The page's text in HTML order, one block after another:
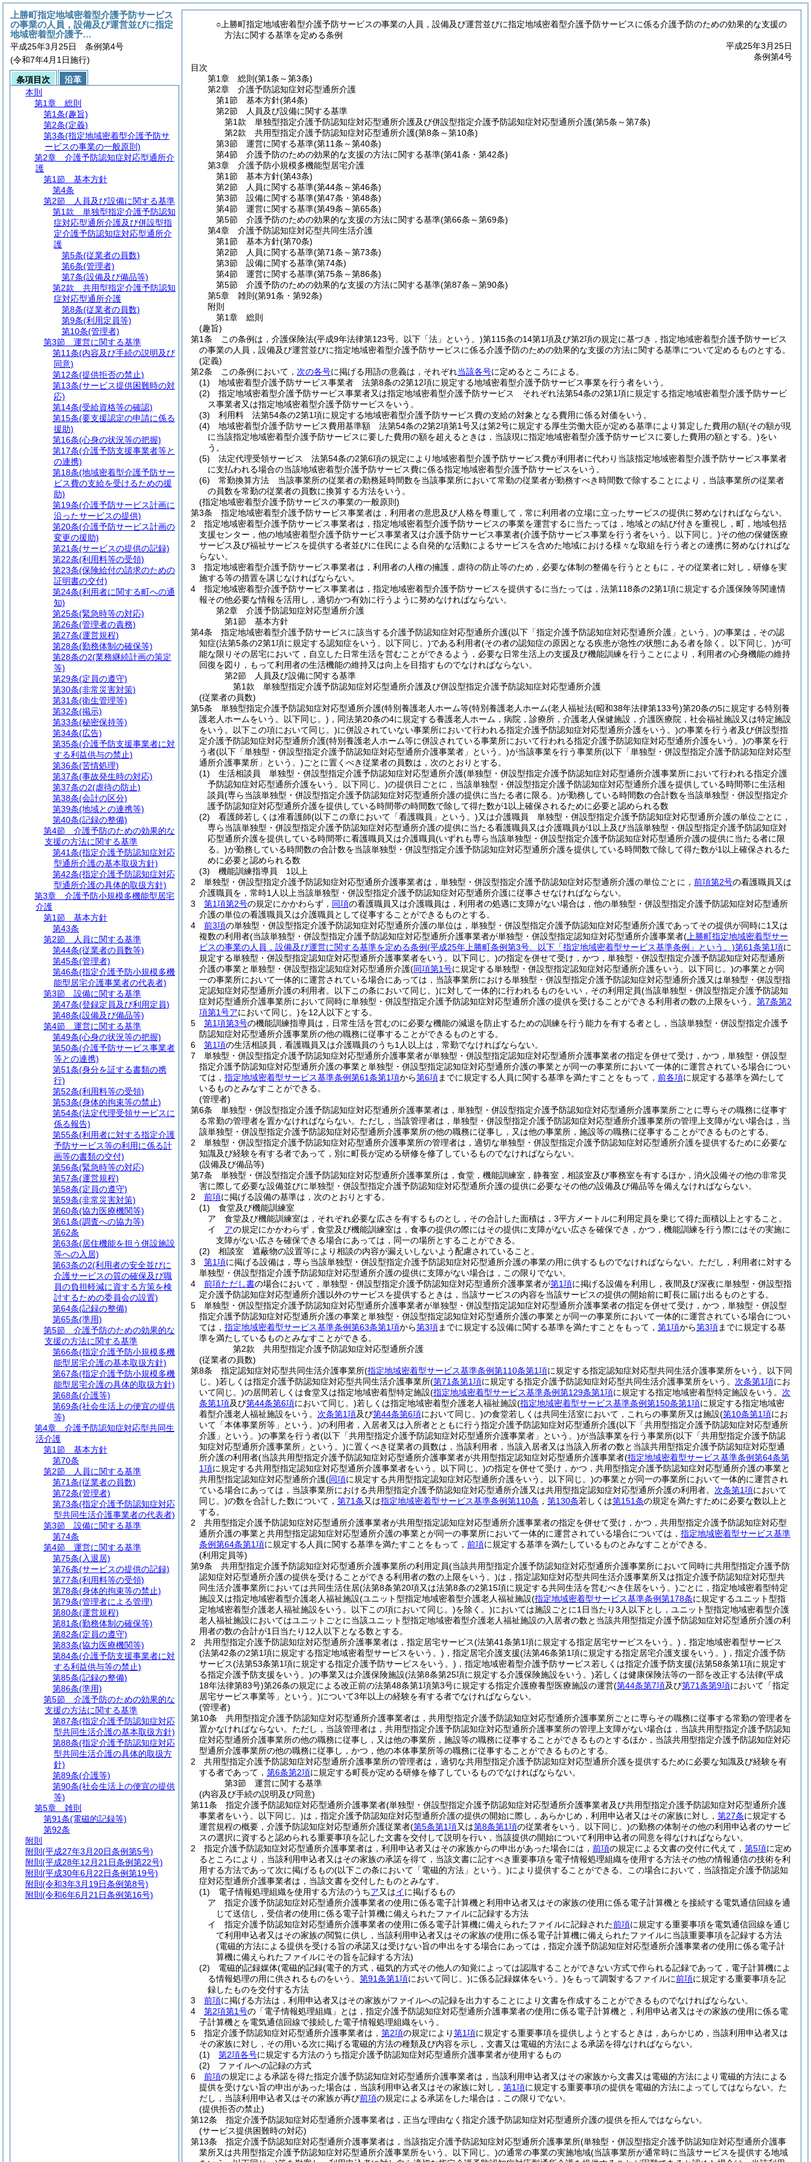
○上勝町指定地域密着型介護予防サービスの事業の人員，設備及び運営並びに指定地域密着型介護予防サービスに係る介護予防のための効果的な支援の
方法に関する基準を定める条例
平成25年3月25日
条例第4号
目次
第1章
総則 (第1条～第3条)
第2章
介護予防認知症対応型通所介護
第1節
基本方針(第4条)
第2節
人員及び設備に関する基準
第1款
単独型指定介護予防認知症対応型通所介護及び併設型指定介護予防認知症対応型通所介護(第5条～第7条)
第2款
共用型指定介護予防認知症対応型通所介護(第8条～第10条)
第3節
運営に関する基準(第11条～第40条)
第4節
介護予防のための効果的な支援の方法に関する基準(第41条・第42条)
第3章
介護予防小規模多機能型居宅介護
第1節
基本方針(第43条)
第2節
人員に関する基準(第44条～第46条)
第3節
設備に関する基準(第47条・第48条)
第4節
運営に関する基準(第49条～第65条)
第5節
介護予防のための効果的な支援の方法に関する基準(第66条～第69条)
第4章
介護予防認知症対応型共同生活介護
第1節
基本方針(第70条)
第2節
人員に関する基準(第71条～第73条)
第3節
設備に関する基準(第74条)
第4節
運営に関する基準(第75条～第86条)
第5節
介護予防のための効果的な支援の方法に関する基準(第87条～第90条)
第5章
雑則 (第91条・第92条)
附則
第1章
総則
(趣旨)
第1条
この条例は，介護保険法(平成9年法律第123号。以下「法」という。)第115条の14第1項及び第2項の規定に基づき，指定地域密着型介護予防サービス
の事業の人員，設備及び運営並びに指定地域密着型介護予防サービスに係る介護予防のための効果的な支援の方法に関する基準について定めるものとする。
(定義)
第2条
この条例において， 次の各号に掲げる用語の意義は，それぞれ当該各号に定めるところによる。
(1)
地域密着型介護予防サービス事業者 法第8条の2第12項に規定する地域密着型介護予防サービス事業を行う者をいう。
(2)
指定地域密着型介護予防サービス事業者又は指定地域密着型介護予防サービス それぞれ法第54条の2第1項に規定する指定地域密着型介護予防サービ
ス事業者又は指定地域密着型介護予防サービスをいう。
(3)
利用料 法第54条の2第1項に規定する地域密着型介護予防サービス費の支給の対象となる費用に係る対価をいう。
(4)
地域密着型介護予防サービス費用基準額 法第54条の2第2項第1号又は第2号に規定する厚生労働大臣が定める基準により算定した費用の額(その額が現
に当該指定地域密着型介護予防サービスに要した費用の額を超えるときは，当該現に指定地域密着型介護予防サービスに要した費用の額とする。)をい
う。
(5)
法定代理受領サービス 法第54条の2第6項の規定により地域密着型介護予防サービス費が利用者に代わり当該指定地域密着型介護予防サービス事業者
に支払われる場合の当該地域密着型介護予防サービス費に係る指定地域密着型介護予防サービスをいう。
(6)
常勤換算方法 当該事業所の従業者の勤務延時間数を当該事業所において常勤の従業者が勤務すべき時間数で除することにより，当該事業所の従業者
の員数を常勤の従業者の員数に換算する方法をいう。
(指定地域密着型介護予防サービスの事業の一般原則)
第3条
指定地域密着型介護予防サービス事業者は，利用者の意思及び人格を尊重して，常に利用者の立場に立ったサービスの提供に努めなければならない。
2
指定地域密着型介護予防サービス事業者は，指定地域密着型介護予防サービスの事業を運営するに当たっては，地域との結び付きを重視し，町，地域包括
支援センター，他の地域密着型介護予防サービス事業者又は介護予防サービス事業者(介護予防サービス事業を行う者をいう。以下同じ。)その他の保健医療
サービス及び福祉サービスを提供する者並びに住民による自発的な活動によるサービスを含めた地域における様々な取組を行う者との連携に努めなければな
らない。
3
指定地域密着型介護予防サービス事業者は，利用者の人権の擁護，虐待の防止等のため，必要な体制の整備を行うとともに，その従業者に対し，研修を実
施する等の措置を講じなければならない。
4
指定地域密着型介護予防サービス事業者は，指定地域密着型介護予防サービスを提供するに当たっては，法第118条の2第1項に規定する介護保険等関連情
報その他必要な情報を活用し，適切かつ有効に行うように努めなければならない。
第2章
介護予防認知症対応型通所介護
第1節
基本方針
第4条
指定地域密着型介護予防サービスに該当する介護予防認知症対応型通所介護(以下「指定介護予防認知症対応型通所介護」という。)の事業は，その認
知症(法第5条の2第1項に規定する認知症をいう。以下同じ。)である利用者(その者の認知症の原因となる疾患が急性の状態にある者を除く。以下同じ。)が可
能な限りその居宅において，自立した日常生活を営むことができるよう，必要な日常生活上の支援及び機能訓練を行うことにより，利用者の心身機能の維持
回復を図り，もって利用者の生活機能の維持又は向上を目指すものでなければならない。
第2節
人員及び設備に関する基準
第1款
単独型指定介護予防認知症対応型通所介護及び併設型指定介護予防認知症対応型通所介護
(従業者の員数)
第5条
単独型指定介護予防認知症対応型通所介護(特別養護老人ホーム等(特別養護老人ホーム(老人福祉法(昭和38年法律第133号)第20条の5に規定する特別養
護老人ホームをいう。以下同じ。) ，同法第20条の4に規定する養護老人ホーム，病院，診療所，介護老人保健施設，介護医療院，社会福祉施設又は特定施設
をいう。以下この項において同じ。)に併設されていない事業所において行われる指定介護予防認知症対応型通所介護をいう。)の事業を行う者及び併設型指
定介護予防認知症対応型通所介護(特別養護老人ホーム等に併設されている事業所において行われる指定介護予防認知症対応型通所介護をいう。)の事業を行
う者(以下「単独型・併設型指定介護予防認知症対応型通所介護事業者」という。)が当該事業を行う事業所(以下「単独型・併設型指定介護予防認知症対応型
通所介護事業所」という。)ごとに置くべき従業者の員数は，次のとおりとする。
(1)
生活相談員 単独型・併設型指定介護予防認知症対応型通所介護(単独型・併設型指定介護予防認知症対応型通所介護事業所において行われる指定介護
予防認知症対応型通所介護をいう。以下同じ。)の提供日ごとに，当該単独型・併設型指定介護予防認知症対応型通所介護を提供している時間帯に生活相
談員(専ら当該単独型・併設型指定介護予防認知症対応型通所介護の提供に当たる者に限る。)が勤務している時間数の合計数を当該単独型・併設型指定介
護予防認知症対応型通所介護を提供している時間帯の時間数で除して得た数が1以上確保されるために必要と認められる数
(2)
看護師若しくは准看護師(以下この章において「看護職員」という。)又は介護職員 単独型・併設型指定介護予防認知症対応型通所介護の単位ごとに，
専ら当該単独型・併設型指定介護予防認知症対応型通所介護の提供に当たる看護職員又は介護職員が1以上及び当該単独型・併設型指定介護予防認知症対
応型通所介護を提供している時間帯に看護職員又は介護職員(いずれも専ら当該単独型・併設型指定介護予防認知症対応型通所介護の提供に当たる者に限
る。)が勤務している時間数の合計数を当該単独型・併設型指定介護予防認知症対応型通所介護を提供している時間数で除して得た数が1以上確保されるた
めに必要と認められる数
(3)
機能訓練指導員 1以上
2
単独型・併設型指定介護予防認知症対応型通所介護事業者は，単独型・併設型指定介護予防認知症対応型通所介護の単位ごとに， 前項第2号の看護職員又は
介護職員を，常時1人以上当該単独型・併設型指定介護予防認知症対応型通所介護に従事させなければならない。
3
第1項第2号の規定にかかわらず， 同項の看護職員又は介護職員は，利用者の処遇に支障がない場合は，他の単独型・併設型指定介護予防認知症対応型通所
介護の単位の看護職員又は介護職員として従事することができるものとする。
4
前3項の単独型・併設型指定介護予防認知症対応型通所介護の単位は，単独型・併設型指定介護予防認知症対応型通所介護であってその提供が同時に1又は
複数の利用者(当該単独型・併設型指定介護予防認知症対応型通所介護事業者が単独型・併設型指定認知症対応型通所介護事業者( 上勝町指定地域密着型サー
ビスの事業の人員，設備及び運営に関する基準を定める条例(平成25年上勝町条例第3号。以下「指定地域密着型サービス基準条例」という。)第61条第1項に
規定する単独型・併設型指定認知症対応型通所介護事業者をいう。以下同じ。)の指定を併せて受け，かつ，単独型・併設型指定介護予防認知症対応型通所
介護の事業と単独型・併設型指定認知症対応型通所介護(同項第1号に規定する単独型・併設型指定認知症対応型通所介護をいう。以下同じ。)の事業とが同
一の事業所において一体的に運営されている場合にあっては，当該事業所における単独型・併設型指定介護予防認知症対応型通所介護又は単独型・併設型指
定認知症対応型通所介護の利用者。以下この条において同じ。)に対して一体的に行われるものをいい，その利用定員(当該単独型・併設型指定介護予防認知
症対応型通所介護事業所において同時に単独型・併設型指定介護予防認知症対応型通所介護の提供を受けることができる利用者の数の上限をいう。 第7条第2
項第1号アにおいて同じ。)を12人以下とする。
5
第1項第3号の機能訓練指導員は，日常生活を営むのに必要な機能の減退を防止するための訓練を行う能力を有する者とし，当該単独型・併設型指定介護予
防認知症対応型通所介護事業所の他の職務に従事することができるものとする。
6
第1項の生活相談員，看護職員又は介護職員のうち1人以上は，常勤でなければならない。
7
単独型・併設型指定介護予防認知症対応型通所介護事業者が単独型・併設型指定認知症対応型通所介護事業者の指定を併せて受け，かつ，単独型・併設型
指定介護予防認知症対応型通所介護の事業と単独型・併設型指定認知症対応型通所介護の事業とが同一の事業所において一体的に運営されている場合につい
ては， 指定地域密着型サービス基準条例第61条第1項から第6項までに規定する人員に関する基準を満たすことをもって， 前各項に規定する基準を満たして
いるものとみなすことができる。
(管理者)
第6条
単独型・併設型指定介護予防認知症対応型通所介護事業者は，単独型・併設型指定介護予防認知症対応型通所介護事業所ごとに専らその職務に従事す
る常勤の管理者を置かなければならない。 ただし，当該管理者は，単独型・併設型指定介護予防認知症対応型通所介護事業所の管理上支障がない場合は，当
該単独型・併設型指定介護予防認知症対応型通所介護事業所の他の職務に従事し，又は他の事業所，施設等の職務に従事することができるものとする。
2
単独型・併設型指定介護予防認知症対応型通所介護事業所の管理者は，適切な単独型・併設型指定介護予防認知症対応型通所介護を提供するために必要な
知識及び経験を有する者であって，別に町長が定める研修を修了しているものでなければならない。
(設備及び備品等)
第7条
単独型・併設型指定介護予防認知症対応型通所介護事業所は，食堂，機能訓練室，静養室，相談室及び事務室を有するほか，消火設備その他の非常災
害に際して必要な設備並びに単独型・併設型指定介護予防認知症対応型通所介護の提供に必要なその他の設備及び備品等を備えなければならない。
2
前項に掲げる設備の基準は，次のとおりとする。
(1)
食堂及び機能訓練室
ア
食堂及び機能訓練室は，それぞれ必要な広さを有するものとし，その合計した面積は，3平方メートルに利用定員を乗じて得た面積以上とすること。
イ
アの規定にかかわらず，食堂及び機能訓練室は，食事の提供の際にはその提供に支障がない広さを確保でき，かつ，機能訓練を行う際にはその実施に
支障がない広さを確保できる場合にあっては，同一の場所とすることができる。
(2)
相談室 遮蔽物の設置等により相談の内容が漏えいしないよう配慮されていること。
3
第1項に掲げる設備は，専ら当該単独型・併設型指定介護予防認知症対応型通所介護の事業の用に供するものでなければならない。 ただし，利用者に対する
単独型・併設型指定介護予防認知症対応型通所介護の提供に支障がない場合は，この限りでない。
4
前項ただし書の場合において，単独型・併設型指定介護予防認知症対応型通所介護事業者が第1項に掲げる設備を利用し，夜間及び深夜に単独型・併設型指
定介護予防認知症対応型通所介護以外のサービスを提供するときは，当該サービスの内容を当該サービスの提供の開始前に町長に届け出るものとする。
5
単独型・併設型指定介護予防認知症対応型通所介護事業者が単独型・併設型指定認知症対応型通所介護事業者の指定を併せて受け，かつ，単独型・併設型
指定介護予防認知症対応型通所介護の事業と単独型・併設型指定認知症対応型通所介護の事業とが同一の事業所において一体的に運営されている場合につい
ては， 指定地域密着型サービス基準条例第63条第1項から第3項までに規定する設備に関する基準を満たすことをもって， 第1項から第3項までに規定する基
準を満たしているものとみなすことができる。
第2款
共用型指定介護予防認知症対応型通所介護
(従業者の員数)
第8条
指定認知症対応型共同生活介護事業所(指定地域密着型サービス基準条例第110条第1項に規定する指定認知症対応型共同生活介護事業所をいう。以下同
じ。)若しくは指定介護予防認知症対応型共同生活介護事業所(第71条第1項に規定する指定介護予防認知症対応型共同生活介護事業所をいう。 次条第1項にお
いて同じ。)の居間若しくは食堂又は指定地域密着型特定施設(指定地域密着型サービス基準条例第129条第1項に規定する指定地域密着型特定施設をいう。 次
条第1項及び第44条第6項において同じ。)若しくは指定地域密着型介護老人福祉施設(指定地域密着型サービス基準条例第150条第1項に規定する指定地域密
着型介護老人福祉施設をいう。 次条第1項及び第44条第6項において同じ。)の食堂若しくは共同生活室において，これらの事業所又は施設(第10条第1項にお
いて「本体事業所等」という。)の利用者，入居者又は入所者とともに行う指定介護予防認知症対応型通所介護(以下「共用型指定介護予防認知症対応型通所
介護」という。)の事業を行う者(以下「共用型指定介護予防認知症対応型通所介護事業者」という。)が当該事業を行う事業所(以下「共用型指定介護予防認
知症対応型通所介護事業所」という。)に置くべき従業者の員数は，当該利用者，当該入居者又は当該入所者の数と当該共用型指定介護予防認知症対応型通
所介護の利用者(当該共用型指定介護予防認知症対応型通所介護事業者が共用型指定認知症対応型通所介護事業者(指定地域密着型サービス基準条例第64条第
1項に規定する共用型指定認知症対応型通所介護事業者をいう。以下同じ。)の指定を併せて受け，かつ，共用型指定介護予防認知症対応型通所介護の事業と
共用型指定認知症対応型通所介護(同項に規定する共用型指定認知症対応型通所介護をいう。以下同じ。)の事業とが同一の事業所において一体的に運営され
ている場合にあっては，当該事業所における共用型指定介護予防認知症対応型通所介護又は共用型指定認知症対応型通所介護の利用者。 次条第1項において
同じ。)の数を合計した数について， 第71条又は指定地域密着型サービス基準条例第110条 ， 第130条若しくは第151条の規定を満たすために必要な数以上と
する。
2
共用型指定介護予防認知症対応型通所介護事業者が共用型指定認知症対応型通所介護事業者の指定を併せて受け，かつ，共用型指定介護予防認知症対応型
通所介護の事業と共用型指定認知症対応型通所介護の事業とが同一の事業所において一体的に運営されている場合については， 指定地域密着型サービス基準
条例第64条第1項に規定する人員に関する基準を満たすことをもって， 前項に規定する基準を満たしているものとみなすことができる。
(利用定員等)
第9条
共用型指定介護予防認知症対応型通所介護事業所の利用定員(当該共用型指定介護予防認知症対応型通所介護事業所において同時に共用型指定介護予防
認知症対応型通所介護の提供を受けることができる利用者の数の上限をいう。)は，指定認知症対応型共同生活介護事業所又は指定介護予防認知症対応型共
同生活介護事業所においては共同生活住居(法第8条第20項又は法第8条の2第15項に規定する共同生活を営むべき住居をいう。)ごとに，指定地域密着型特定
施設又は指定地域密着型介護老人福祉施設(ユニット型指定地域密着型介護老人福祉施設(指定地域密着型サービス基準条例第178条に規定するユニット型指
定地域密着型介護老人福祉施設をいう。以下この項において同じ。)を除く。)においては施設ごとに1日当たり3人以下とし，ユニット型指定地域密着型介護
老人福祉施設においてはユニットごとに当該ユニット型指定地域密着型介護老人福祉施設の入居者の数と当該共用型指定介護予防認知症対応型通所介護の利
用者の数の合計が1日当たり12人以下となる数とする。
2
共用型指定介護予防認知症対応型通所介護事業者は，指定居宅サービス(法第41条第1項に規定する指定居宅サービスをいう。) ，指定地域密着型サービス
(法第42条の2第1項に規定する指定地域密着型サービスをいう。) ，指定居宅介護支援(法第46条第1項に規定する指定居宅介護支援をいう。) ，指定介護予防
サービス(法第53条第1項に規定する指定介護予防サービスをいう。) ，指定地域密着型介護予防サービス若しくは指定介護予防支援(法第58条第1項に規定す
る指定介護予防支援をいう。)の事業又は介護保険施設(法第8条第25項に規定する介護保険施設をいう。)若しくは健康保険法等の一部を改正する法律(平成
18年法律第83号)第26条の規定による改正前の法第48条第1項第3号に規定する指定介護療養型医療施設の運営(第44条第7項及び第71条第9項において「指定
居宅サービス事業等」という。)について3年以上の経験を有する者でなければならない。
(管理者)
第10条
共用型指定介護予防認知症対応型通所介護事業者は，共用型指定介護予防認知症対応型通所介護事業所ごとに専らその職務に従事する常勤の管理者を
置かなければならない。 ただし，当該管理者は，共用型指定介護予防認知症対応型通所介護事業所の管理上支障がない場合は，当該共用型指定介護予防認知
症対応型通所介護事業所の他の職務に従事し，又は他の事業所，施設等の職務に従事することができるものとするほか，当該共用型指定介護予防認知症対応
型通所介護事業所の他の職務に従事し，かつ，他の本体事業所等の職務に従事することができるものとする。
2
共用型指定介護予防認知症対応型通所介護事業所の管理者は，適切な共用型指定介護予防認知症対応型通所介護を提供するために必要な知識及び経験を有
する者であって， 第6条第2項に規定する町長が定める研修を修了しているものでなければならない。
第3節
運営に関する基準
(内容及び手続の説明及び同意)
第11条
指定介護予防認知症対応型通所介護事業者(単独型・併設型指定介護予防認知症対応型通所介護事業者及び共用型指定介護予防認知症対応型通所介護
事業者をいう。以下同じ。)は，指定介護予防認知症対応型通所介護の提供の開始に際し，あらかじめ，利用申込者又はその家族に対し， 第27条に規定する
運営規程の概要，介護予防認知症対応型通所介護従業者(第5条第1項又は第8条第1項の従業者をいう。以下同じ。)の勤務の体制その他の利用申込者のサービ
スの選択に資すると認められる重要事項を記した文書を交付して説明を行い，当該提供の開始について利用申込者の同意を得なければならない。
2
指定介護予防認知症対応型通所介護事業者は，利用申込者又はその家族からの申出があった場合には， 前項の規定による文書の交付に代えて， 第5項に定め
るところにより，当該利用申込者又はその家族の承諾を得て，当該文書に記すべき重要事項を電子情報処理組織を使用する方法その他の情報通信の技術を利
用する方法であって次に掲げるもの(以下この条において「電磁的方法」という。)により提供することができる。
この場合において，当該指定介護予防認知
症対応型通所介護事業者は，当該文書を交付したものとみなす。
(1)
電子情報処理組織を使用する方法のうちア又はイに掲げるもの
ア
指定介護予防認知症対応型通所介護事業者の使用に係る電子計算機と利用申込者又はその家族の使用に係る電子計算機とを接続する電気通信回線を通
じて送信し，受信者の使用に係る電子計算機に備えられたファイルに記録する方法
イ
指定介護予防認知症対応型通所介護事業者の使用に係る電子計算機に備えられたファイルに記録された前項に規定する重要事項を電気通信回線を通じ
て利用申込者又はその家族の閲覧に供し，当該利用申込者又はその家族の使用に係る電子計算機に備えられたファイルに当該重要事項を記録する方法
(電磁的方法による提供を受ける旨の承諾又は受けない旨の申出をする場合にあっては，指定介護予防認知症対応型通所介護事業者の使用に係る電子計
算機に備えられたファイルにその旨を記録する方法)
(2)
電磁的記録媒体(電磁的記録(電子的方式，磁気的方式その他人の知覚によっては認識することができない方式で作られる記録であって，電子計算機によ
る情報処理の用に供されるものをいう。 第91条第1項において同じ。)に係る記録媒体をいう。)をもって調製するファイルに前項に規定する重要事項を記
録したものを交付する方法
3
前項に掲げる方法は，利用申込者又はその家族がファイルへの記録を出力することにより文書を作成することができるものでなければならない。
4
第2項第1号の「電子情報処理組織」とは，指定介護予防認知症対応型通所介護事業者の使用に係る電子計算機と，利用申込者又はその家族の使用に係る電
子計算機とを電気通信回線で接続した電子情報処理組織をいう。
5
指定介護予防認知症対応型通所介護事業者は， 第2項の規定により第1項に規定する重要事項を提供しようとするときは，あらかじめ，当該利用申込者又は
その家族に対し，その用いる次に掲げる電磁的方法の種類及び内容を示し，文書又は電磁的方法による承諾を得なければならない。
(1)
第2項各号に規定する方法のうち指定介護予防認知症対応型通所介護事業者が使用するもの
(2)
ファイルへの記録の方式
6
前項の規定による承諾を得た指定介護予防認知症対応型通所介護事業者は，当該利用申込者又はその家族から文書又は電磁的方法により電磁的方法による
提供を受けない旨の申出があった場合は，当該利用申込者又はその家族に対し， 第1項に規定する重要事項の提供を電磁的方法によってしてはならない。 た
だし，当該利用申込者又はその家族が再び前項の規定による承諾をした場合は，この限りでない。
(提供拒否の禁止)
第12条
指定介護予防認知症対応型通所介護事業者は，正当な理由なく指定介護予防認知症対応型通所介護の提供を拒んではならない。
(サービス提供困難時の対応)
第13条
指定介護予防認知症対応型通所介護事業者は，当該指定介護予防認知症対応型通所介護事業所(単独型・併設型指定介護予防認知症対応型通所介護事
業所又は共用型指定介護予防認知症対応型通所介護事業所をいう。以下同じ。)の通常の事業の実施地域(当該事業所が通常時に当該サービスを提供する地域
上勝町指定地域密着型介護予防サービス
の事業の人員，設備及び運営並びに指定
地域密着型介護予…
平成25年3月25日 条例第4号
(令和7年4月1日施行)
条項目次
沿革
本則
第1章
総則
第1条(趣旨)
第2条(定義)
第3条(指定地域密着型介護予防サ
ービスの事業の一般原則)
第2章
介護予防認知症対応型通所介
護
第1節
基本方針
第4条
第2節
人員及び設備に関する基準
第1款
単独型指定介護予防認知
症対応型通所介護及び併設型指
定介護予防認知症対応型通所介
護
第5条(従業者の員数)
第6条(管理者)
第7条(設備及び備品等)
第2款
共用型指定介護予防認知
症対応型通所介護
第8条(従業者の員数)
第9条(利用定員等)
第10条(管理者)
第3節
運営に関する基準
第11条(内容及び手続の説明及び
同意)
第12条(提供拒否の禁止)
第13条(サービス提供困難時の対
応)
第14条(受給資格等の確認)
第15条(要支援認定の申請に係る
援助)
第16条(心身の状況等の把握)
第17条(介護予防支援事業者等と
の連携)
第18条(地域密着型介護予防サー
ビス費の支給を受けるための援
助)
第19条(介護予防サービス計画に
沿ったサービスの提供)
第20条(介護予防サービス計画の
変更の援助)
第21条(サービスの提供の記録)
第22条(利用料等の受領)
第23条(保険給付の請求のための
証明書の交付)
第24条(利用者に関する町への通
知)
第25条(緊急時等の対応)
第26条(管理者の責務)
第27条(運営規程)
第28条(勤務体制の確保等)
第28条の2(業務継続計画の策定
等)
第29条(定員の遵守)
第30条(非常災害対策)
第31条(衛生管理等)
第32条(掲示)
第33条(秘密保持等)
第34条(広告)
第35条(介護予防支援事業者に対
する利益供与の禁止)
第36条(苦情処理)
第37条(事故発生時の対応)
第37条の2(虐待の防止)
第38条(会計の区分)
第39条(地域との連携等)
第40条(記録の整備)
第4節
介護予防のための効果的な
支援の方法に関する基準
第41条(指定介護予防認知症対応
型通所介護の基本取扱方針)
第42条(指定介護予防認知症対応
型通所介護の具体的取扱方針)
第3章
介護予防小規模多機能型居宅
介護
第1節
基本方針
第43条
第2節
人員に関する基準
第44条(従業者の員数等)
第45条(管理者)
第46条(指定介護予防小規模多機
能型居宅介護事業者の代表者)
第3節
設備に関する基準
第47条(登録定員及び利用定員)
第48条(設備及び備品等)
第4節
運営に関する基準
第49条(心身の状況等の把握)
第50条(介護予防サービス事業者
等との連携)
第51条(身分を証する書類の携
行)
第52条(利用料等の受領)
第53条(身体的拘束等の禁止)
第54条(法定代理受領サービスに
係る報告)
第55条(利用者に対する指定介護
予防サービス等の利用に係る計
画等の書類の交付)
第56条(緊急時等の対応)
第57条(運営規程)
第58条(定員の遵守)
第59条(非常災害対策)
第60条(協力医療機関等)
第61条(調査への協力等)
第62条
第63条(居住機能を担う併設施設
等への入居)
第63条の2(利用者の安全並びに
介護サービスの質の確保及び職
員の負担軽減に資する方策を検
討するための委員会の設置)
第64条(記録の整備)
第65条(準用)
第5節
介護予防のための効果的な
支援の方法に関する基準
第66条(指定介護予防小規模多機
能型居宅介護の基本取扱方針)
第67条(指定介護予防小規模多機
能型居宅介護の具体的取扱方針)
第68条(介護等)
第69条(社会生活上の便宜の提供
等)
第4章
介護予防認知症対応型共同生
活介護
第1節
基本方針
第70条
第2節
人員に関する基準
第71条(従業者の員数)
第72条(管理者)
第73条(指定介護予防認知症対応
型共同生活介護事業者の代表者)
第3節
設備に関する基準
第74条
第4節
運営に関する基準
第75条(入退居)
第76条(サービスの提供の記録)
第77条(利用料等の受領)
第78条(身体的拘束等の禁止)
第79条(管理者による管理)
第80条(運営規程)
第81条(勤務体制の確保等)
第82条(定員の遵守)
第83条(協力医療機関等)
第84条(介護予防支援事業者に対
する利益供与等の禁止)
第85条(記録の整備)
第86条(準用)
第5節
介護予防のための効果的な
支援の方法に関する基準
第87条(指定介護予防認知症対応
型共同生活介護の基本取扱方針)
第88条(指定介護予防認知症対応
型共同生活介護の具体的取扱方
針)
第89条(介護等)
第90条(社会生活上の便宜の提供
等)
第5章
雑則
第91条(電磁的記録等)
第92条
附則
附則 (平成27年3月20日条例第5号)
附則 (平成28年12月21日条例第22号)
附則 (平成30年6月22日条例第19号)
附則 (令和3年3月19日条例第8号)
附則 (令和6年6月21日条例第16号)